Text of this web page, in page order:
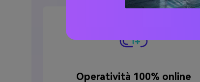
Operatività 100% online